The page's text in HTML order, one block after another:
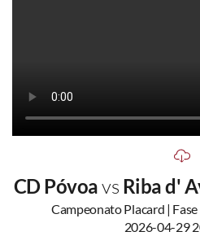
CD Póvoavs Riba d'
Campeonato Placard |
2026-04-29